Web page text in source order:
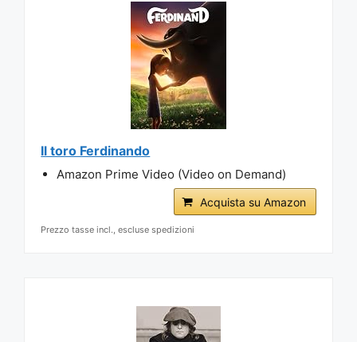
Il toro Ferdinando
Amazon Prime Video (Video on Demand)
Acquista su Amazon
Prezzo tasse incl., escluse spedizioni